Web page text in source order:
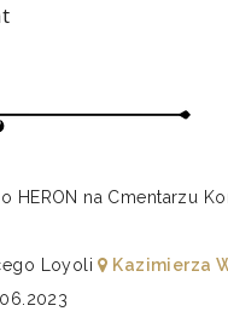
HERON na Cmentarzu
Loyoli
Kazimierza